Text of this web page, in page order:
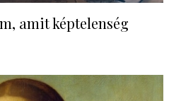
amit képtelenség